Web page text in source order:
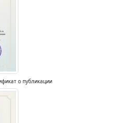
о публикации